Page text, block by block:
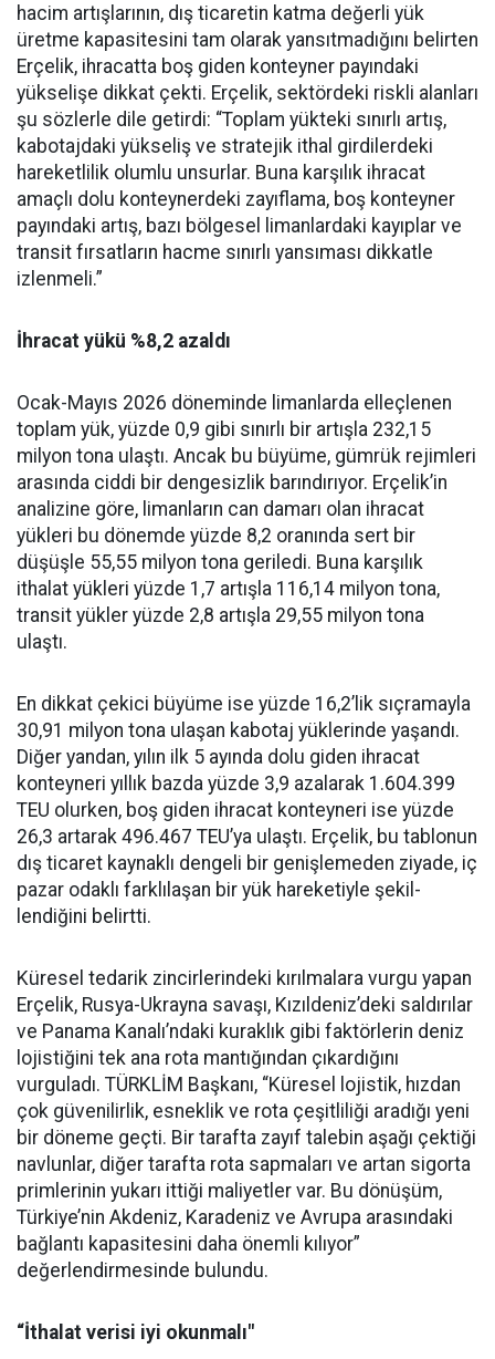
hacim ar­tışlarının, dış ticaretin katma değerli yük
üretme kapasitesini tam olarak yansıtmadığını belir­ten
Erçelik, ihracatta boş giden konteyner payındaki
yükselişe dikkat çekti. Erçelik, sektörde­ki riskli alanları
şu sözlerle dile getirdi: “Toplam yükteki sınır­lı artış,
kabotajdaki yükseliş ve stratejik ithal girdilerdeki
hare­ketlilik olumlu unsurlar. Buna karşılık ihracat
amaçlı dolu kon­teynerdeki zayıflama, boş kon­teyner
payındaki artış, bazı böl­gesel limanlardaki kayıplar ve
transit fırsatların hacme sınır­lı yansıması dikkatle
izlenmeli.”
İhracat yükü %8,2 azaldı
Ocak-Mayıs 2026 dönemin­de limanlarda elleçlenen
top­lam yük, yüzde 0,9 gibi sınır­lı bir artışla 232,15
milyon tona ulaştı. Ancak bu büyüme, güm­rük rejimleri
arasında ciddi bir dengesizlik barındırıyor. Erçe­lik’in
analizine göre, limanların can damarı olan ihracat
yükleri bu dönemde yüzde 8,2 oranında sert bir
düşüşle 55,55 milyon to­na geriledi. Buna karşılık
ithalat yükleri yüzde 1,7 artışla 116,14 milyon tona,
transit yükler yüz­de 2,8 artışla 29,55 milyon tona
ulaştı.
En dikkat çekici büyü­me ise yüzde 16,2’lik sıçramayla
30,91 milyon tona ulaşan kabotaj yüklerinde yaşandı.
Diğer yan­dan, yılın ilk 5 ayında dolu giden ihracat
konteyneri yıllık baz­da yüzde 3,9 azalarak 1.604.399
TEU olurken, boş giden ihracat konteyneri ise yüzde
26,3 arta­rak 496.467 TEU’ya ulaştı. Erçe­lik, bu tablonun
dış ticaret kay­naklı dengeli bir genişlemeden ziyade, iç
pazar odaklı farklıla­şan bir yük hareketiyle şekil­
lendiğini belirtti.
Küresel teda­rik zincirlerindeki kırılmalara vurgu yapan
Erçelik, Rusya-Uk­rayna savaşı, Kızıldeniz’deki saldırılar
ve Panama Kanalı’n­daki kuraklık gibi faktörlerin de­niz
lojistiğini tek ana rota man­tığından çıkardığını
vurguladı. TÜRKLİM Başkanı, “Küresel lojistik, hızdan
çok güvenilirlik, esneklik ve rota çeşitliliği aradı­ğı yeni
bir döneme geçti. Bir ta­rafta zayıf talebin aşağı çektiği
navlunlar, diğer tarafta rota sap­maları ve artan sigorta
primleri­nin yukarı ittiği maliyetler var. Bu dönüşüm,
Türkiye’nin Akde­niz, Karadeniz ve Avrupa arasın­daki
bağlantı kapasitesini daha önemli kılıyor”
değerlendirme­sinde bulundu.
“İthalat verisi iyi okunmalı"